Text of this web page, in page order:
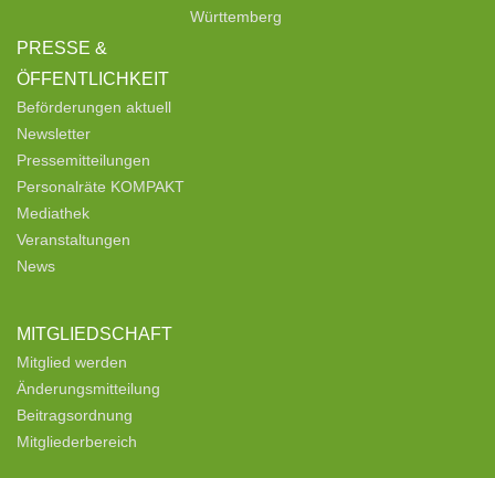
PRESSE &
ÖFFENTLICHKEIT
Beförderungen aktuell
Newsletter
Pressemitteilungen
Personalräte KOMPAKT
Mediathek
Veranstaltungen
News
MITGLIEDSCHAFT
Mitglied werden
Änderungsmitteilung
Beitragsordnung
Mitgliederbereich
Württemberg